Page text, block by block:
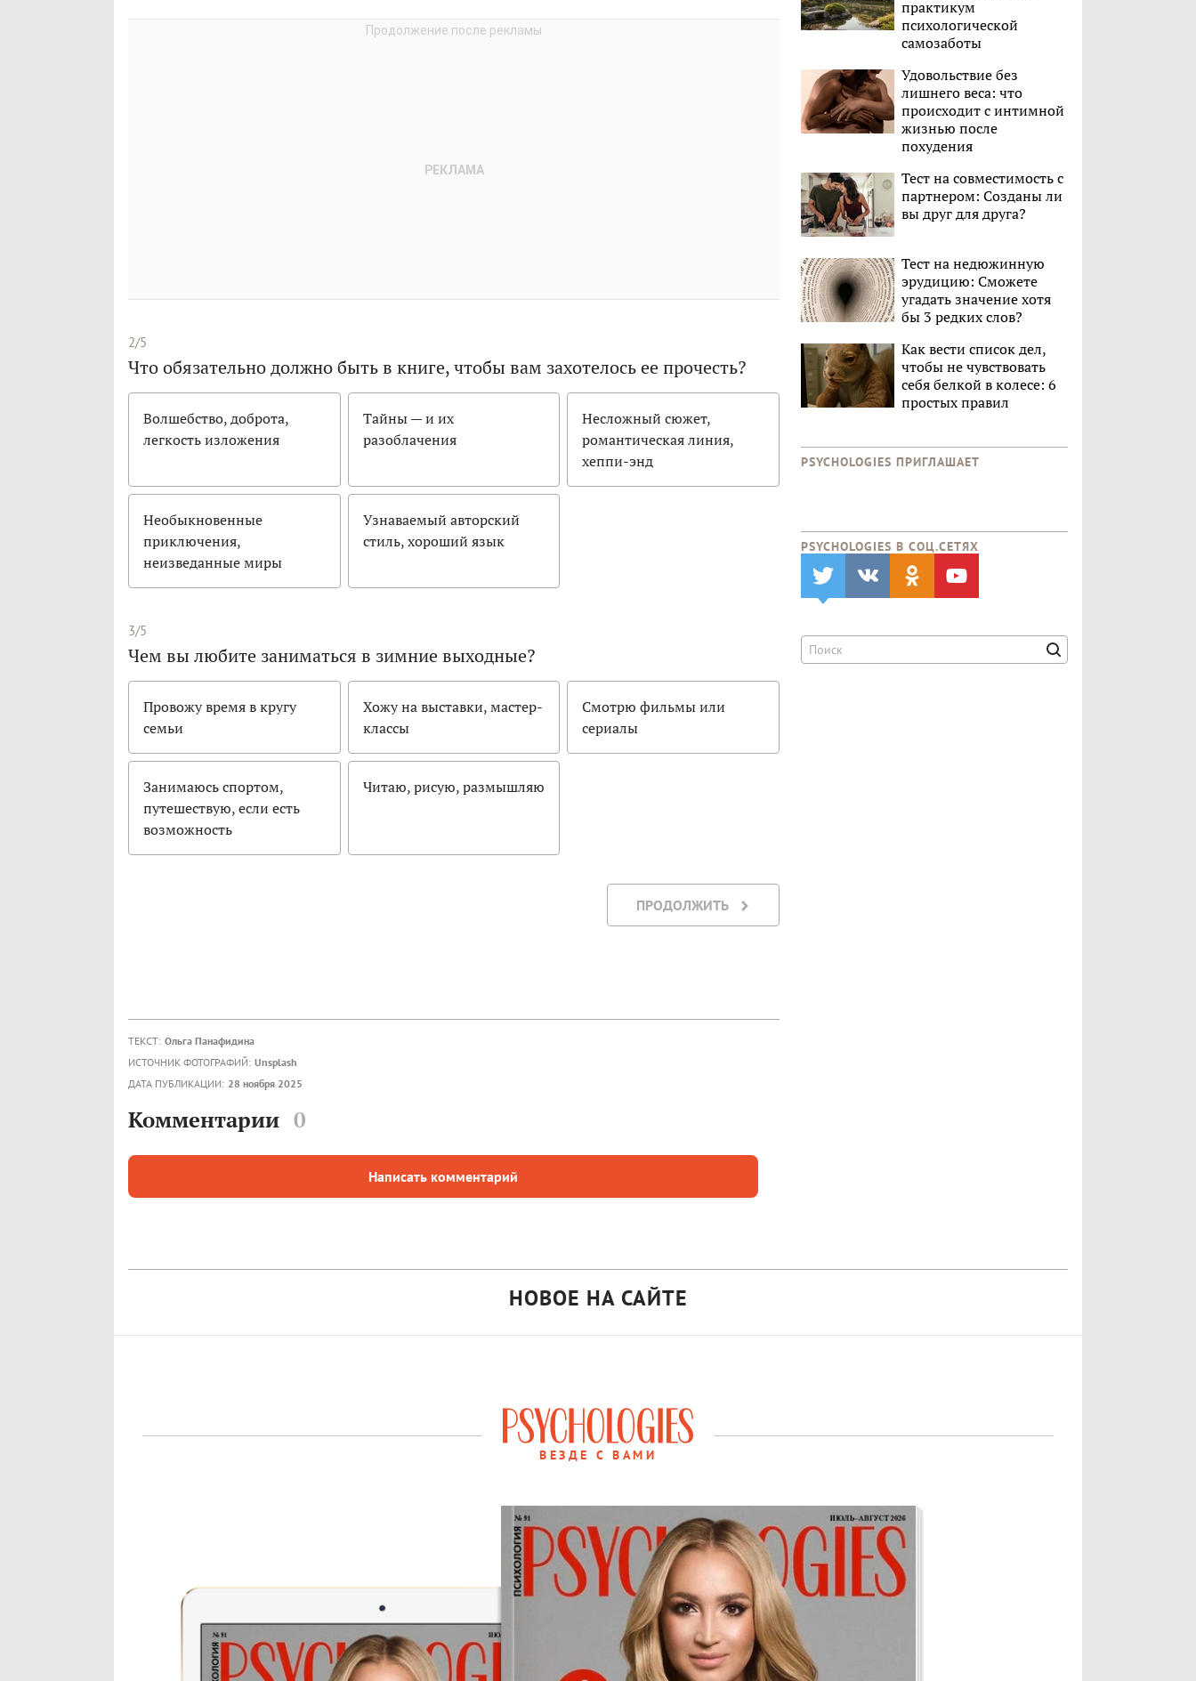
2/5
Что обязательно должно быть в книге, чтобы вам захотелось ее прочесть?
Волшебство, доброта,
легкость изложения
Тайны — и их
разоблачения
Несложный сюжет,
романтическая линия,
хеппи-энд
Необыкновенные
приключения,
неизведанные миры
Узнаваемый авторский
стиль, хороший язык
3/5
Чем вы любите заниматься в зимние выходные?
Провожу время в кругу
семьи
Хожу на выставки, мастер-
классы
Смотрю фильмы или
сериалы
Занимаюсь спортом,
путешествую, если есть
возможность
Читаю, рисую, размышляю
ПРОДОЛЖИТЬ
ТЕКСТ: Ольга Панафидина
ИСТОЧНИК ФОТОГРАФИЙ: Unsplash
ДАТА ПУБЛИКАЦИИ: 28 ноября 2025
Комментарии 0
Написать комментарий
практикум
психологической
самозаботы
Удовольствие без
лишнего веса: что
происходит с интимной
жизнью после
похудения
Тест на совместимость с
партнером: Созданы ли
вы друг для друга?
Тест на недюжинную
эрудицию: Сможете
угадать значение хотя
бы 3 редких слов?
Как вести список дел,
чтобы не чувствовать
себя белкой в колесе: 6
простых правил
PSYCHOLOGIES ПРИГЛАШАЕТ
PSYCHOLOGIES В CОЦ.СЕТЯХ
НОВОЕ НА САЙТЕ
ВЕЗДЕ С ВАМИ